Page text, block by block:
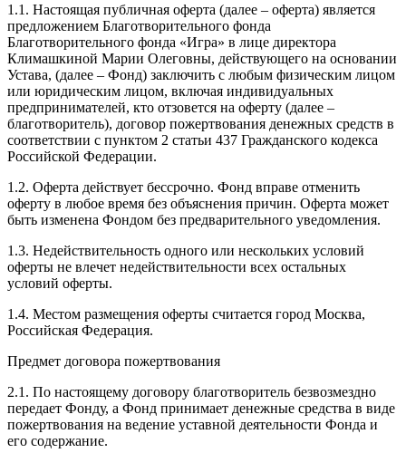
1.1. Настоящая публичная оферта (далее – оферта) является
предложением Благотворительного фонда
Благотворительного фонда «Игра» в лице директора
Климашкиной Марии Олеговны, действующего на основании
Устава, (далее – Фонд) заключить с любым физическим лицом
или юридическим лицом, включая индивидуальных
предпринимателей, кто отзовется на оферту (далее –
благотворитель), договор пожертвования денежных средств в
соответствии с пунктом 2 статьи 437 Гражданского кодекса
Российской Федерации.
1.2. Оферта действует бессрочно. Фонд вправе отменить
оферту в любое время без объяснения причин. Оферта может
быть изменена Фондом без предварительного уведомления.
1.3. Недействительность одного или нескольких условий
оферты не влечет недействительности всех остальных
условий оферты.
1.4. Местом размещения оферты считается город Москва,
Российская Федерация.
Предмет договора пожертвования
2.1. По настоящему договору благотворитель безвозмездно
передает Фонду, а Фонд принимает денежные средства в виде
пожертвования на ведение уставной деятельности Фонда и
его содержание.